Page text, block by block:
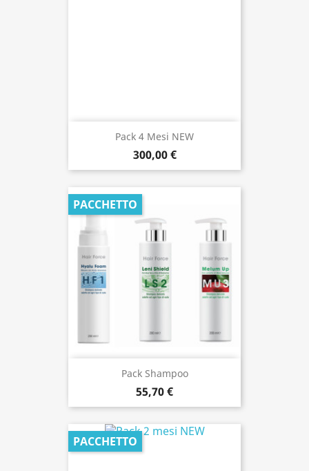
Pack 4 Mesi NEW
300,00 €
Pack Shampoo
55,70 €
PACCHETTO
PACCHETTO